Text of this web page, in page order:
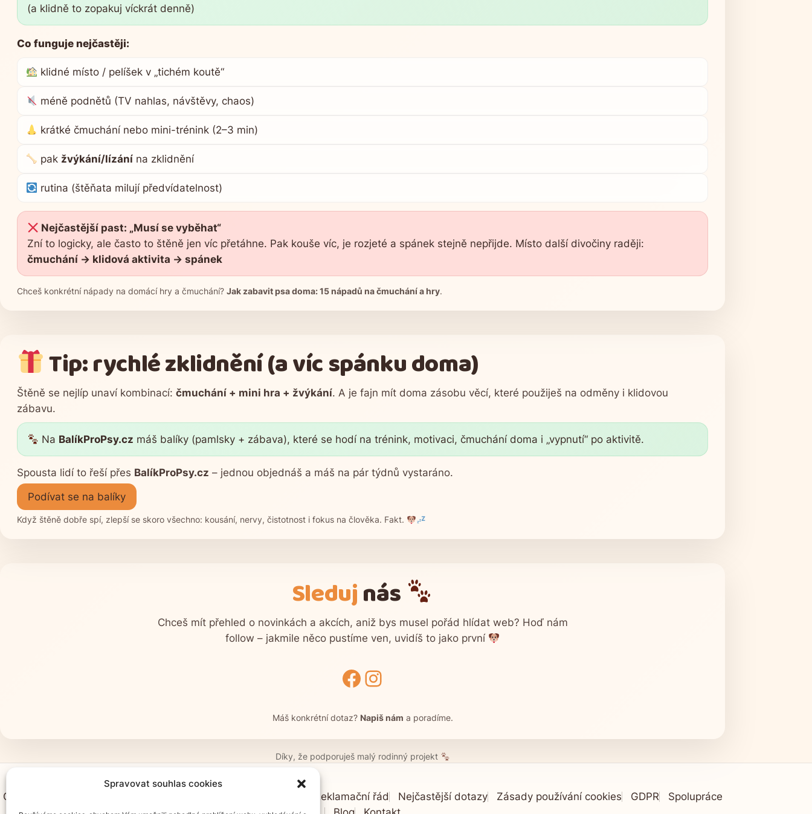
Spravovat souhlas cookies
(a klidně to zopakuj víckrát denně)
Co funguje nejčastěji:
klidné místo / pelíšek v „tichém koutě“
méně podnětů (TV nahlas, návštěvy, chaos)
krátké čmuchání nebo mini-trénink (2–3 min)
pak žvýkání/lízání na zklidnění
rutina (štěňata milují předvídatelnost)
Nejčastější past: „Musí se vyběhat“
Zní to logicky, ale často to štěně jen víc přetáhne. Pak kouše víc, je rozjeté a spánek stejně nepřijde. Místo další divočiny raději:
čmuchání → klidová aktivita → spánek
Chceš konkrétní nápady na domácí hry a čmuchání? Jak zabavit psa doma: 15 nápadů na čmuchání a hry.
Tip: rychlé zklidnění (a víc spánku doma)
Štěně se nejlíp unaví kombinací: čmuchání + mini hra + žvýkání. A je fajn mít doma zásobu věcí, které použiješ na odměny i klidovou
zábavu.
Na BalíkProPsy.cz máš balíky (pamlsky + zábava), které se hodí na trénink, motivaci, čmuchání doma i „vypnutí“ po aktivitě.
Spousta lidí to řeší přes BalíkProPsy.cz – jednou objednáš a máš na pár týdnů vystaráno.
Podívat se na balíky
Když štěně dobře spí, zlepší se skoro všechno: kousání, nervy, čistotnost i fokus na člověka. Fakt.
Sledujnás
Chceš mít přehled o novinkách a akcích, aniž bys musel pořád hlídat web? Hoď nám
follow – jakmile něco pustíme ven, uvidíš to jako první
Facebook
Instagram
Máš konkrétní dotaz? Napiš nám a poradíme.
Díky, že podporuješ malý rodinný projekt
O nás Reklamační řád Nejčastější dotazy Zásady používání cookies GDPR
Spolupráce